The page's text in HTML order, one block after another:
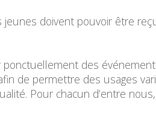
doivent pouvoir être
des
de permettre des usages
Pour chacun d’entre